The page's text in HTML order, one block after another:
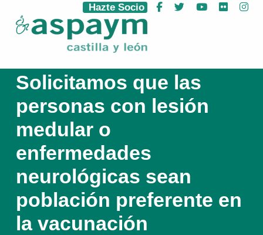
ASPAYM Castilla y León
Hazte Socio Facebook
Twitter YouTube
Flickr
Solicitamos que las
personas con lesión
medular o
enfermedades
neurológicas sean
población preferente en
la vacunación